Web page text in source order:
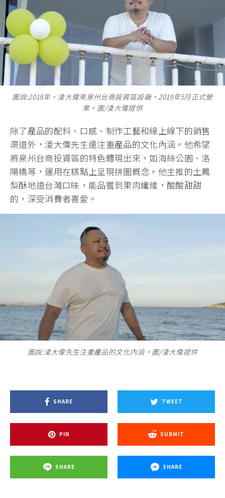
圖說:2018年，淩大偉來泉州台商投資區設廠，2019年5月正式營
業。圖/淩大偉提供
除了産品的配料、口感、制作工藝和線上線下的銷售
渠道外，淩大偉先生還注重産品的文化內涵。他希望
將泉州台商投資區的特色體現出來，如海絲公園、洛
陽橋等，運用在糕點上呈現拼圖概念。他主推的土鳳
梨酥地道台灣口味，能品嘗到果肉纖維，酸酸甜甜
的，深受消費者喜愛。
圖說:淩大偉先生注重産品的文化內涵。圖/淩大偉提供
SHARE TWEET
PIN SUBMIT
SHARE SHARE